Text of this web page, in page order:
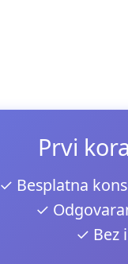
Prvi
✓ Besplatna
✓
✓ Bez